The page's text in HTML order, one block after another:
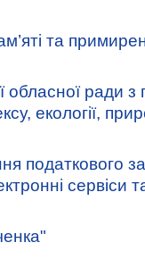
та
обласної ради з
екології,
податкового
сервіси